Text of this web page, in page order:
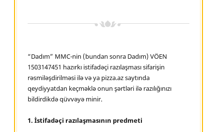
“Dadım” MMC-nin (bundan sonra Dadım) VÖEN
1503147451 hazırkı istifadəçi razılaşması sifarişin
rəsmiləşdirilməsi ilə və ya pizza.az saytında
qeydiyyatdan keçməklə onun şərtləri ilə razılığınızı
bildirdikdə qüvvəyə minir.
1. İstifadəçi razılaşmasının predmeti